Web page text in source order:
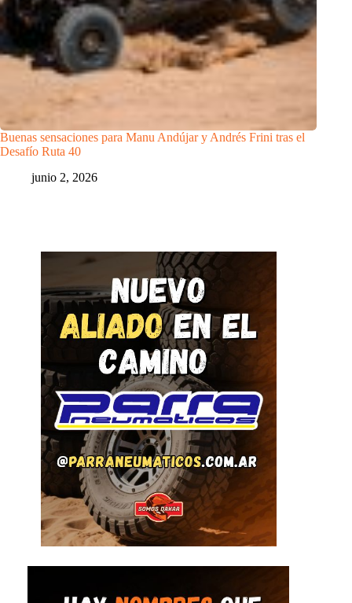
Buenas sensaciones para Manu Andújar y Andrés Frini tras el
Desafío Ruta 40
junio 2, 2026